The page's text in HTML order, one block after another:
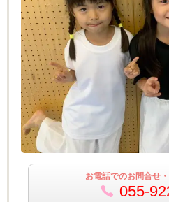
お電話でのお問合せ
055-